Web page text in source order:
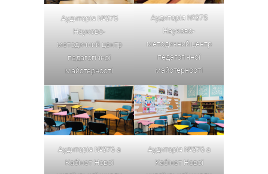
Аудиторія №375
Науково-
методичний центр
педагогічної
майстерності
Аудиторія №375
Науково-
методичний центр
педагогічної
майстерності
Аудиторія №376 а
Кабінет Нової
Аудиторія №376 а
Кабінет Нової